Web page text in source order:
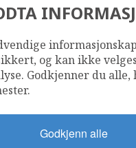
Del
på
LinkedIn
Del
i
e-
og kan ikke
Godkjenner du
Godkjenn alle